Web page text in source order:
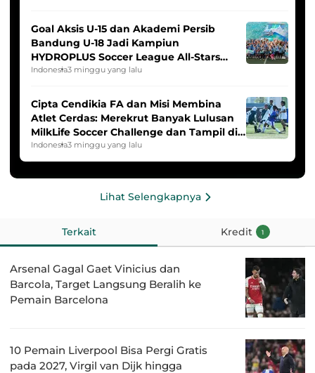
Goal Aksis U-15 dan Akademi Persib
Bandung U-18 Jadi Kampiun
HYDROPLUS Soccer League All-Stars
2025/2026
Indonesia3 minggu yang lalu
Cipta Cendikia FA dan Misi Membina
Atlet Cerdas: Merekrut Banyak Lulusan
MilkLife Soccer Challenge dan Tampil di
HYDROPLUS Soccer League
Indonesia3 minggu yang lalu
Lihat Selengkapnya
Terkait Kredit 1
Arsenal Gagal Gaet Vinicius dan
Barcola, Target Langsung Beralih ke
Pemain Barcelona
10 Pemain Liverpool Bisa Pergi Gratis
pada 2027, Virgil van Dijk hingga